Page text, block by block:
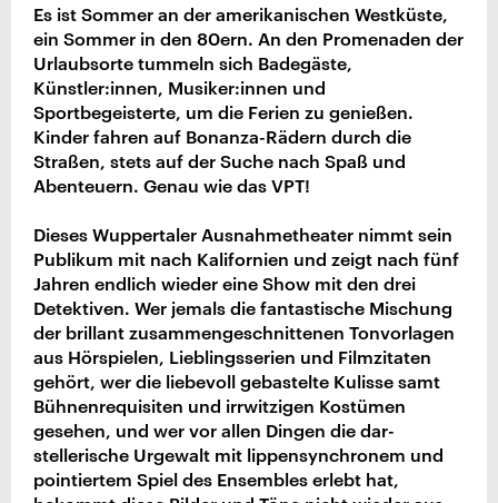
Es ist Sommer an der amerikanischen Westküste,
ein Sommer in den 80ern. An den Promenaden der
Urlaubsorte tummeln sich Badegäste,
Künstler:innen, Musiker:innen und
Sportbegeisterte, um die Ferien zu genießen.
Kinder fahren auf Bonanza-Rädern durch die
Straßen, stets auf der Suche nach Spaß und
Abenteuern. Genau wie das VPT!
Dieses Wuppertaler Ausnahmetheater nimmt sein
Publikum mit nach Kalifornien und zeigt nach fünf
Jahren endlich wieder eine Show mit den drei
Detektiven. Wer jemals die fantastische Mischung
der brillant zusammengeschnittenen Tonvorlagen
aus Hörspielen, Lieblingsserien und Filmzitaten
gehört, wer die liebevoll gebastelte Kulisse samt
Bühnenrequisiten und irrwitzigen Kostümen
gesehen, und wer vor allen Dingen die dar-
stellerische Urgewalt mit lippensynchronem und
pointiertem Spiel des Ensembles erlebt hat,